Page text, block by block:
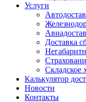
Услуги
Доставка
Складское
Калькулятор
Новости
Контакты